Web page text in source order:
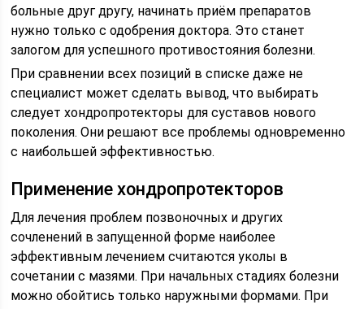
больные друг другу, начинать приём препаратов
нужно только с одобрения доктора. Это станет
залогом для успешного противостояния болезни.
При сравнении всех позиций в списке даже не
специалист может сделать вывод, что выбирать
следует хондропротекторы для суставов нового
поколения. Они решают все проблемы одновременно
с наибольшей эффективностью.
Применение хондропротекторов
Для лечения проблем позвоночных и других
сочленений в запущенной форме наиболее
эффективным лечением считаются уколы в
сочетании с мазями. При начальных стадиях болезни
можно обойтись только наружными формами. При